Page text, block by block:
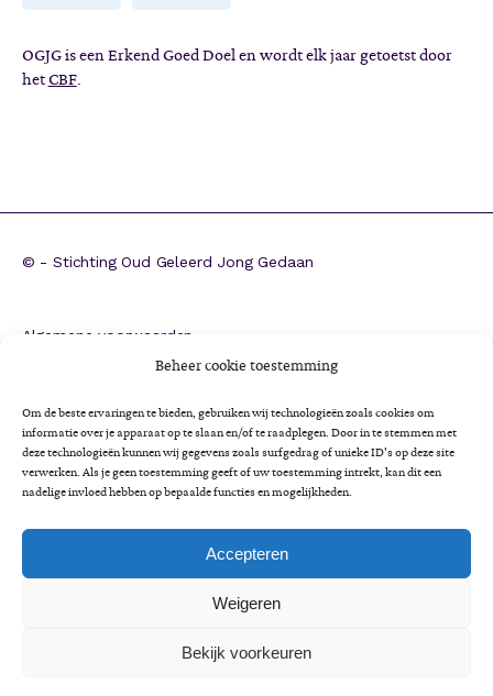
Beheer cookie toestemming
Om de beste ervaringen te bieden, gebruiken wij technologieën zoals cookies om
informatie over je apparaat op te slaan en/of te raadplegen. Door in te stemmen met
deze technologieën kunnen wij gegevens zoals surfgedrag of unieke ID's op deze site
verwerken. Als je geen toestemming geeft of uw toestemming intrekt, kan dit een
nadelige invloed hebben op bepaalde functies en mogelijkheden.
Accepteren
Weigeren
Bekijk voorkeuren
OGJG is een Erkend Goed Doel en wordt elk jaar getoetst door
hetCBF.
© - Stichting Oud Geleerd Jong Gedaan
Algemene voorwaarden
Colofon
Cookieverklaring
Impactrapportage 2025
Minimaregeling voor senioren
Vrijwilligersbeleid en gedragscode
LettertypeLettertype
ALettertype